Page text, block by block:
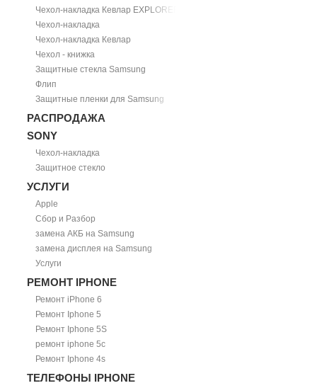
Чехол-накладка Кевлар EXPLORER
Чехол-накладка
Чехол-накладка Кевлар
Чехол - книжка
Защитные стекла Samsung
Флип
Защитные пленки для Samsung
РАСПРОДАЖА
SONY
Чехол-накладка
Защитное стекло
УСЛУГИ
Apple
Сбор и Разбор
замена АКБ на Samsung
замена дисплея на Samsung
Услуги
РЕМОНТ IPHONE
Ремонт iPhone 6
Ремонт Iphone 5
Ремонт Iphone 5S
ремонт iphone 5c
Ремонт Iphone 4s
ТЕЛЕФОНЫ IPHONE